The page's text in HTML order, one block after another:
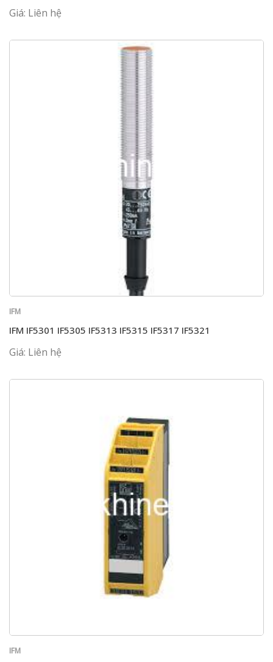
Giá: Liên hệ
IFM
IFM IF5301 IF5305 IF5313 IF5315 IF5317 IF5321
Giá: Liên hệ
IFM